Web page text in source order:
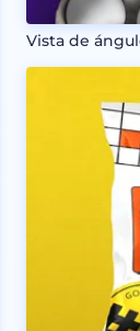
Vista de